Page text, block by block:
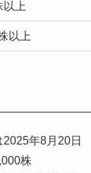
以上
以上
年8月20日
株